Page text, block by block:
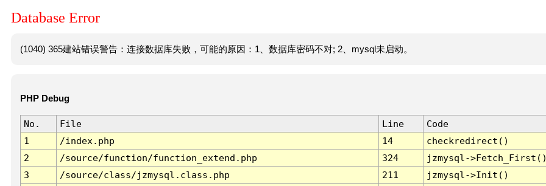
Database Error
(1040) 365建站错误警告：连接数据库失败，可能的原因：1、数据库密码不对; 2、mysql未启动。
PHP Debug
No. File Line
Code
1
/index.php 14
checkredirect()
2
/source/function/function_extend.php 324
jzmysql-
3
/source/class/jzmysql.class.php 211
jzmysql->Init()